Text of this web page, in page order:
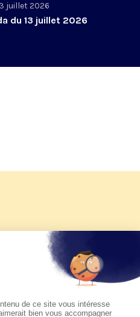
juillet 2026
du 13 juillet 2026
d'été 2026 de KTO
pastorale du pape Léon
à suivre sur KTO le